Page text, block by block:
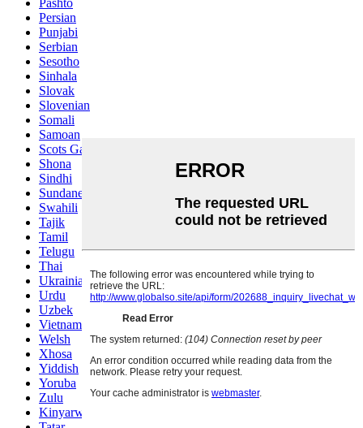
Pashto
Persian
Punjabi
Serbian
Sesotho
Sinhala
Slovak
Slovenian
Somali
Samoan
Scots Gaelic
Shona
Sindhi
Sundanese
Swahili
Tajik
Tamil
Telugu
Thai
Ukrainian
Urdu
Uzbek
Vietnamese
Welsh
Xhosa
Yiddish
Yoruba
Zulu
Kinyarwanda